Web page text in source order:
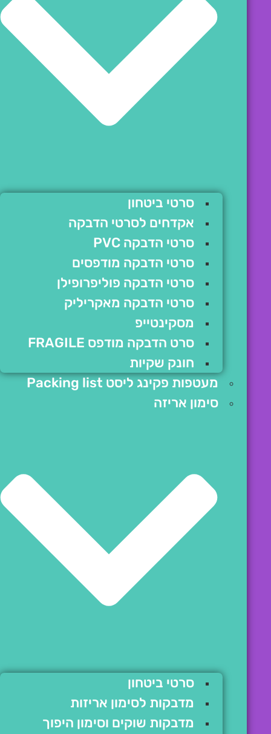
סרטי ביטחון
אקדחים לסרטי הדבקה
סרטי הדבקה PVC
סרטי הדבקה מודפסים
סרטי הדבקה פוליפרופילן
סרטי הדבקה מאקריליק
מסקינטייפ
סרט הדבקה מודפס FRAGILE
חונק שקיות
מעטפות פקינג ליסט Packing list
סימון אריזה
סרטי ביטחון
מדבקות לסימון אריזות
מדבקות שוקים וסימון היפוך